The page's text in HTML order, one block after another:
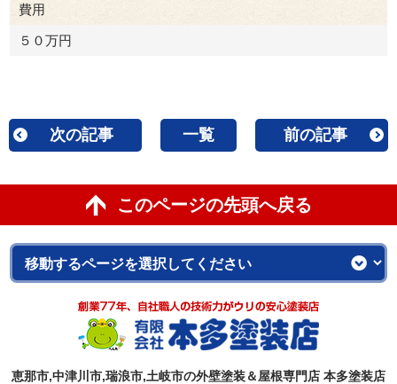
費用
５０万円
次の記事 一覧 前の記事
このページの先頭へ戻る
恵那市,中津川市,瑞浪市,土岐市の外壁塗装＆屋根専門店 本多塗装店